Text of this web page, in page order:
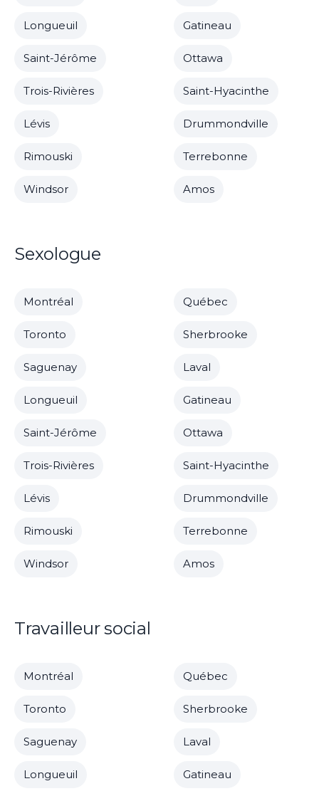
Longueuil Gatineau
Saint-Jérôme Ottawa
Trois-Rivières Saint-Hyacinthe
Lévis Drummondville
Rimouski Terrebonne
Windsor Amos
Sexologue
Montréal Québec
Toronto Sherbrooke
Saguenay Laval
Longueuil Gatineau
Saint-Jérôme Ottawa
Trois-Rivières Saint-Hyacinthe
Lévis Drummondville
Rimouski Terrebonne
Windsor Amos
Travailleur social
Montréal Québec
Toronto Sherbrooke
Saguenay Laval
Longueuil Gatineau